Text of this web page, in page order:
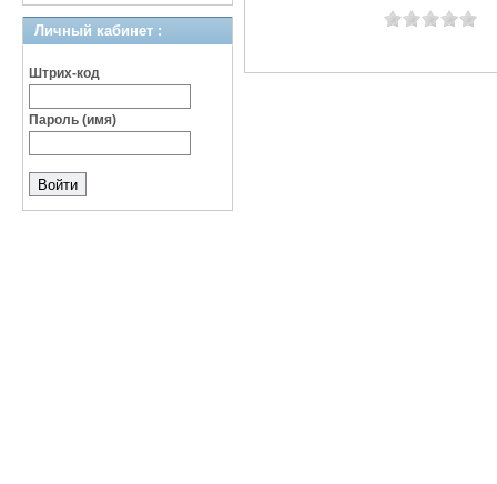
Личный кабинет :
Штрих-код
Пароль (имя)